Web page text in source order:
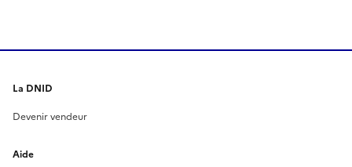
La DNID
Devenir vendeur
Aide